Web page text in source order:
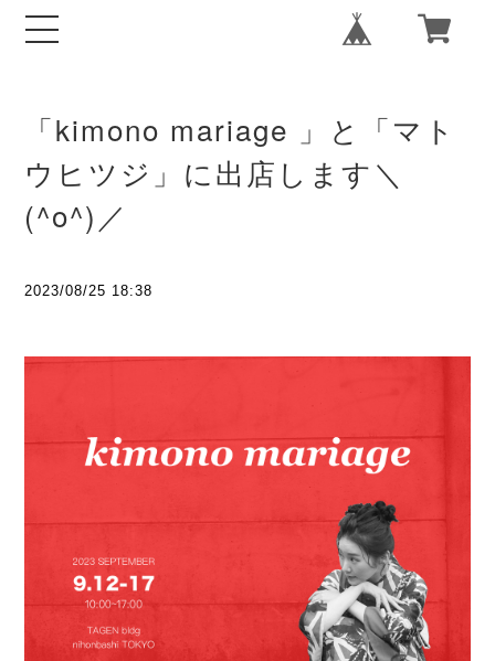
「kimono mariage 」と「マト
ウヒツジ」に出店します＼
(^o^)／
2023/08/25 18:38